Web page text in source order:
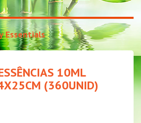
Essentials
10ML
(360UNID)